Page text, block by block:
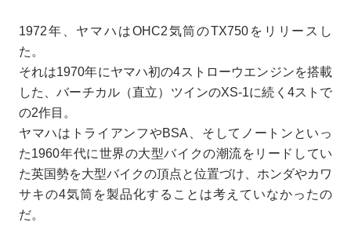
1972年、ヤマハはOHC2気筒のTX750をリリースし
た。
それは1970年にヤマハ初の4ストローウエンジンを搭載
した、バーチカル（直立）ツインのXS-1に続く4ストで
の2作目。
ヤマハはトライアンフやBSA、そしてノートンといっ
た1960年代に世界の大型バイクの潮流をリードしてい
た英国勢を大型バイクの頂点と位置づけ、ホンダやカワ
サキの4気筒を製品化することは考えていなかったの
だ。